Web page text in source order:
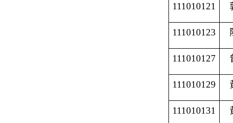
111010121
111010123
111010127
111010129
111010131